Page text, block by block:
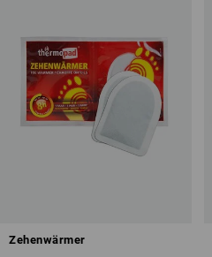
Zehenwärmer